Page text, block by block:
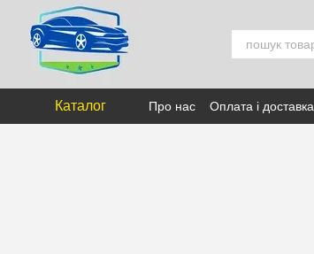
Перейти к основному контенту
Каталог Про нас Оплата і доставка